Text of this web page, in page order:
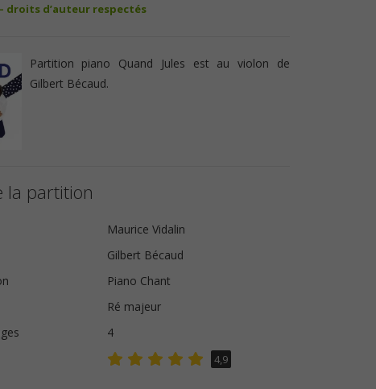
droits d’auteur respectés
Partition piano Quand Jules est au violon de
Gilbert Bécaud.
la partition
Maurice Vidalin
Gilbert Bécaud
Piano Chant
Ré majeur
4
4,9